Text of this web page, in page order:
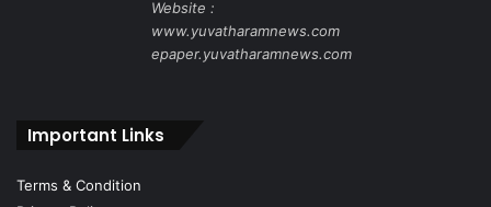
Website :
www.yuvatharamnews.com
epaper.yuvatharamnews.com
Important Links
Terms & Condition